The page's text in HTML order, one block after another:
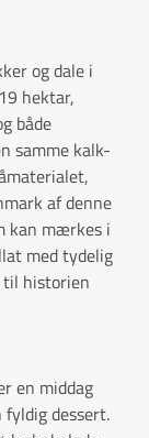
og dale i
hektar,
både
samme kalk-
af denne
kan mærkes i
med tydelig
til historien
en middag
dessert.